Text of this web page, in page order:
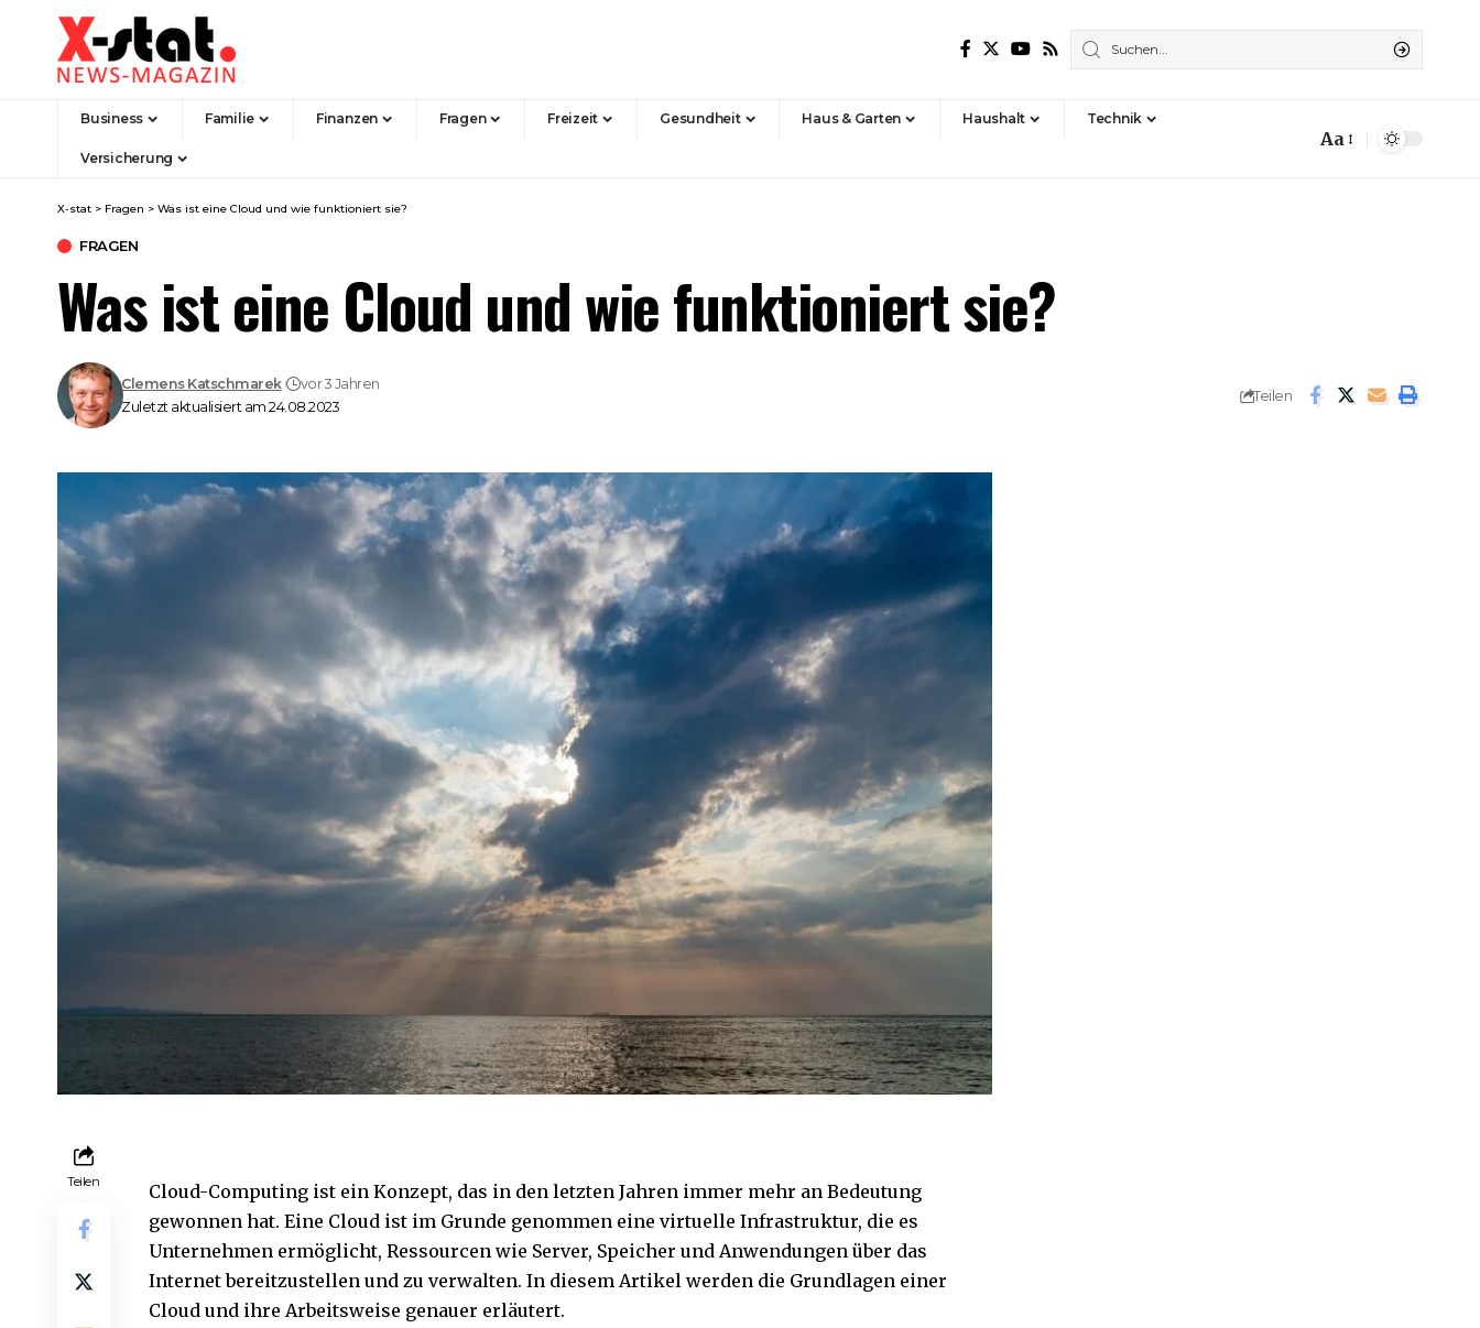
Business Familie Finanzen Fragen Freizeit Gesundheit Haus & Garten Haushalt Technik
Versicherung
Font
Aa
X-stat > Fragen > Was ist eine Cloud und wie funktioniert sie?
FRAGEN
Was ist eine Cloud und wie funktioniert sie?
Zuletzt aktualisiert am 24.08.2023
Clemens Katschmarek vor 3 Jahren
Teilen
Teilen
Cloud-Computing ist ein Konzept, das in den letzten Jahren immer mehr an Bedeutung
gewonnen hat. Eine Cloud ist im Grunde genommen eine virtuelle Infrastruktur, die es
Unternehmen ermöglicht, Ressourcen wie Server, Speicher und Anwendungen über das
Internet bereitzustellen und zu verwalten. In diesem Artikel werden die Grundlagen einer
Cloud und ihre Arbeitsweise genauer erläutert.